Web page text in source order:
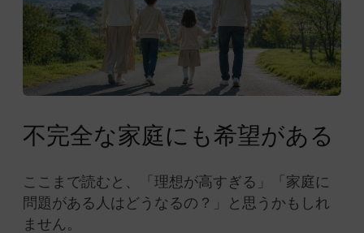
不完全な家庭にも希望がある
ここまで読むと、「理想が高すぎる」「家庭に
問題がある人はどうなるの？」と思うかもしれ
ません。